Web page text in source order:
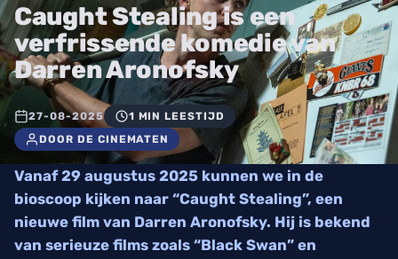
Caught Stealing is een
verfrissende komedie van
Darren Aronofsky
27-08-2025
1 MIN LEESTIJD
DOOR DE CINEMATEN
Vanaf 29 augustus 2025 kunnen we in de
bioscoop kijken naar “Caught Stealing”, een
nieuwe film van Darren Aronofsky. Hij is bekend
van serieuze films zoals “Black Swan” en